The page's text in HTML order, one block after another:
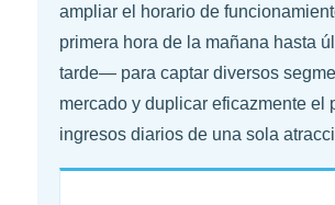
ampliar el horario de
primera hora de la mañana hasta
tarde— para captar diversos
mercado y duplicar eficazmente el
ingresos diarios de una sola